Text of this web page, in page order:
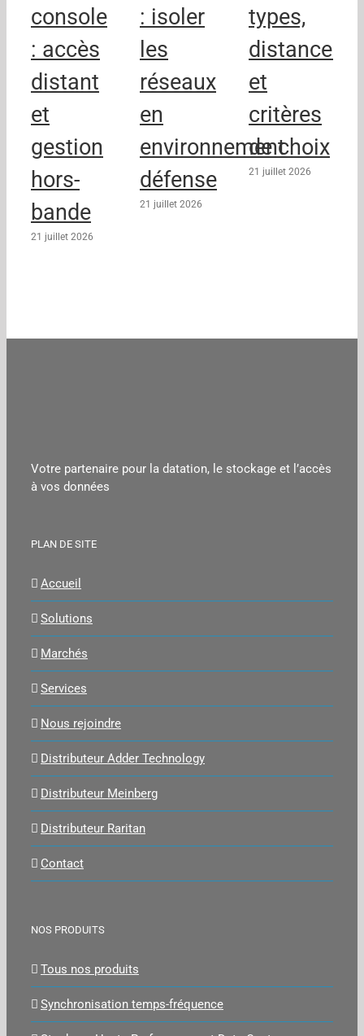
console
: accès
distant
et
gestion
hors-
bande
21 juillet 2026
: isoler
les
réseaux
en
environnement
défense
21 juillet 2026
types,
distances
et
critères
de choix
21 juillet 2026
Votre partenaire pour la datation, le stockage et l’accès
à vos données
PLAN DE SITE
Accueil
Solutions
Marchés
Services
Nous rejoindre
Distributeur Adder Technology
Distributeur Meinberg
Distributeur Raritan
Contact
NOS PRODUITS
Tous nos produits
Synchronisation temps-fréquence